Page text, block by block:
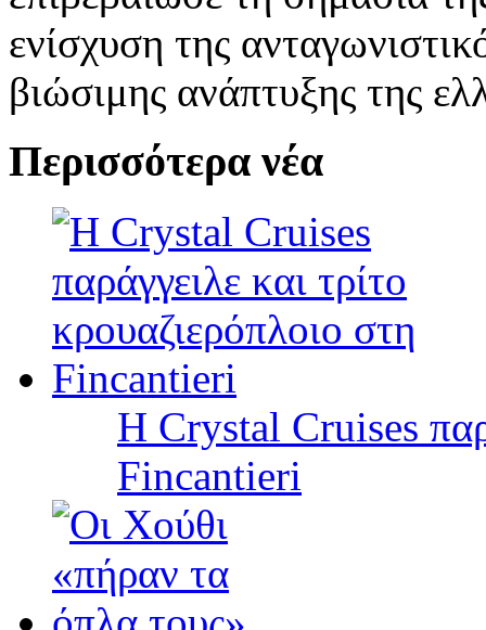
ενίσχυση της
βιώσιμης ανάπτυξης της
Περισσότερα νέα
Η Crystal Cruises
Fincantieri